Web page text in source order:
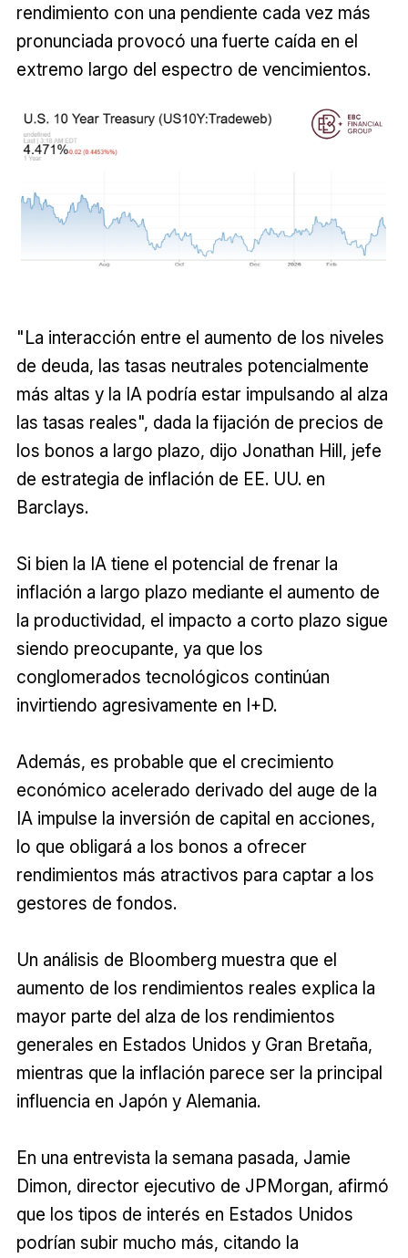
rendimiento con una pendiente cada vez más
pronunciada provocó una fuerte caída en el
extremo largo del espectro de vencimientos.
"La interacción entre el aumento de los niveles
de deuda, las tasas neutrales potencialmente
más altas y la IA podría estar impulsando al alza
las tasas reales", dada la fijación de precios de
los bonos a largo plazo, dijo Jonathan Hill, jefe
de estrategia de inflación de EE. UU. en
Barclays.
Si bien la IA tiene el potencial de frenar la
inflación a largo plazo mediante el aumento de
la productividad, el impacto a corto plazo sigue
siendo preocupante, ya que los
conglomerados tecnológicos continúan
invirtiendo agresivamente en I+D.
Además, es probable que el crecimiento
económico acelerado derivado del auge de la
IA impulse la inversión de capital en acciones,
lo que obligará a los bonos a ofrecer
rendimientos más atractivos para captar a los
gestores de fondos.
Un análisis de Bloomberg muestra que el
aumento de los rendimientos reales explica la
mayor parte del alza de los rendimientos
generales en Estados Unidos y Gran Bretaña,
mientras que la inflación parece ser la principal
influencia en Japón y Alemania.
En una entrevista la semana pasada, Jamie
Dimon, director ejecutivo de JPMorgan, afirmó
que los tipos de interés en Estados Unidos
podrían subir mucho más, citando la